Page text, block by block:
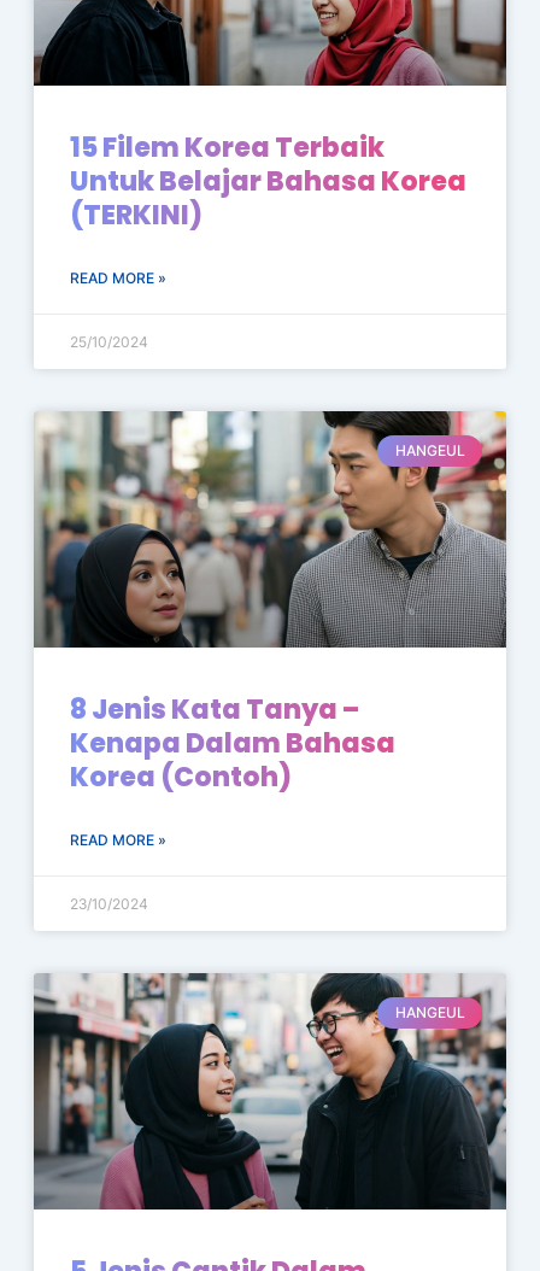
15 Filem Korea Terbaik
Untuk Belajar Bahasa Korea
(TERKINI)
READ MORE »
25/10/2024
HANGEUL
8 Jenis Kata Tanya –
Kenapa Dalam Bahasa
Korea (Contoh)
READ MORE »
23/10/2024
HANGEUL